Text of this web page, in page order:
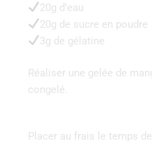
20g d’eau
20g de sucre en poudre
3g de gélatine
Réaliser une gelée de
congelé.
Placer au frais le temps